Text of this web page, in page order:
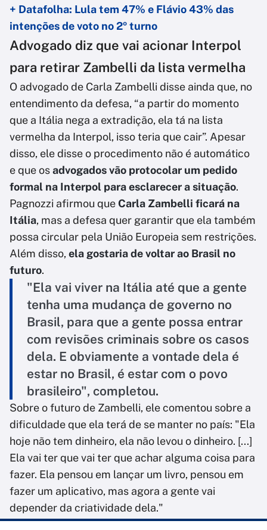
+ Datafolha: Lula tem 47% e Flávio 43% das
intenções de voto no 2º turno
Advogado diz que vai acionar Interpol
para retirar Zambelli da lista vermelha
O advogado de Carla Zambelli disse ainda que, no
entendimento da defesa, “a partir do momento
que a Itália nega a extradição, ela tá na lista
vermelha da Interpol, isso teria que cair”. Apesar
disso, ele disse o procedimento não é automático
e que osadvogados vão protocolar um pedido
formal na Interpol para esclarecer a situação.
Pagnozzi afirmou queCarla Zambelli ficará na
Itália, mas a defesa quer garantir que ela também
possa circular pela União Europeia sem restrições.
Além disso, ela gostaria de voltar ao Brasil no
futuro.
"Ela vai viver na Itália até que a gente
tenha uma mudança de governo no
Brasil, para que a gente possa entrar
com revisões criminais sobre os casos
dela. E obviamente a vontade dela é
estar no Brasil, é estar com o povo
brasileiro", completou.
Sobre o futuro de Zambelli, ele comentou sobre a
dificuldade que ela terá de se manter no país: "Ela
hoje não tem dinheiro, ela não levou o dinheiro. [...]
Ela vai ter que vai ter que achar alguma coisa para
fazer. Ela pensou em lançar um livro, pensou em
fazer um aplicativo, mas agora a gente vai
depender da criatividade dela."